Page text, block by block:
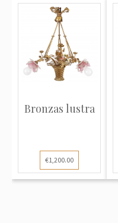
Bronzas lustra
€1,200.00